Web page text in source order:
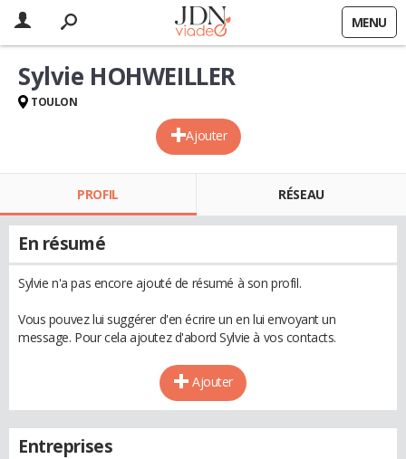
MENU
Ajouter
Sylvie HOHWEILLER
TOULON
PROFIL RÉSEAU
En résumé
Sylvie n'a pas encore ajouté de résumé à son profil.
Vous pouvez lui suggérer d'en écrire un en lui envoyant un
message. Pour cela ajoutez d'abord Sylvie à vos contacts.
Ajouter
Entreprises